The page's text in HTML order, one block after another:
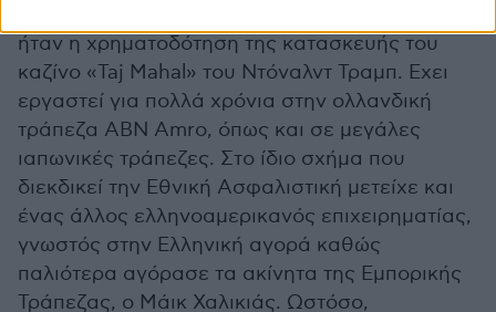
ήταν η χρηματοδότηση της κατασκευής του
καζίνο «Taj Mahal» του Ντόναλντ Τραμπ. Εχει
εργαστεί για πολλά χρόνια στην ολλανδική
τράπεζα ABN Amro, όπως και σε μεγάλες
ιαπωνικές τράπεζες. Στο ίδιο σχήμα που
διεκδικεί την Εθνική Ασφαλιστική μετείχε και
ένας άλλος ελληνοαμερικανός επιχειρηματίας,
γνωστός στην Ελληνική αγορά καθώς
παλιότερα αγόρασε τα ακίνητα της Εμπορικής
Τράπεζας, ο Μάικ Χαλικιάς. Ωστόσο,